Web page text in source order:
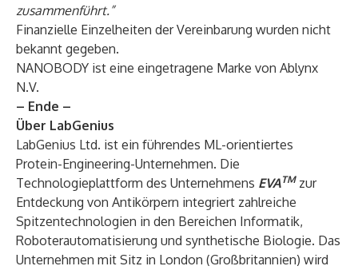
zusammenführt.”
Finanzielle Einzelheiten der Vereinbarung wurden nicht
bekannt gegeben.
NANOBODY ist eine eingetragene Marke von Ablynx
N.V.
– Ende –
Über LabGenius
LabGenius Ltd. ist ein führendes ML-orientiertes
Protein-Engineering-Unternehmen. Die
Technologieplattform des Unternehmens EVATMzur
Entdeckung von Antikörpern integriert zahlreiche
Spitzentechnologien in den Bereichen Informatik,
Roboterautomatisierung und synthetische Biologie. Das
Unternehmen mit Sitz in London (Großbritannien) wird